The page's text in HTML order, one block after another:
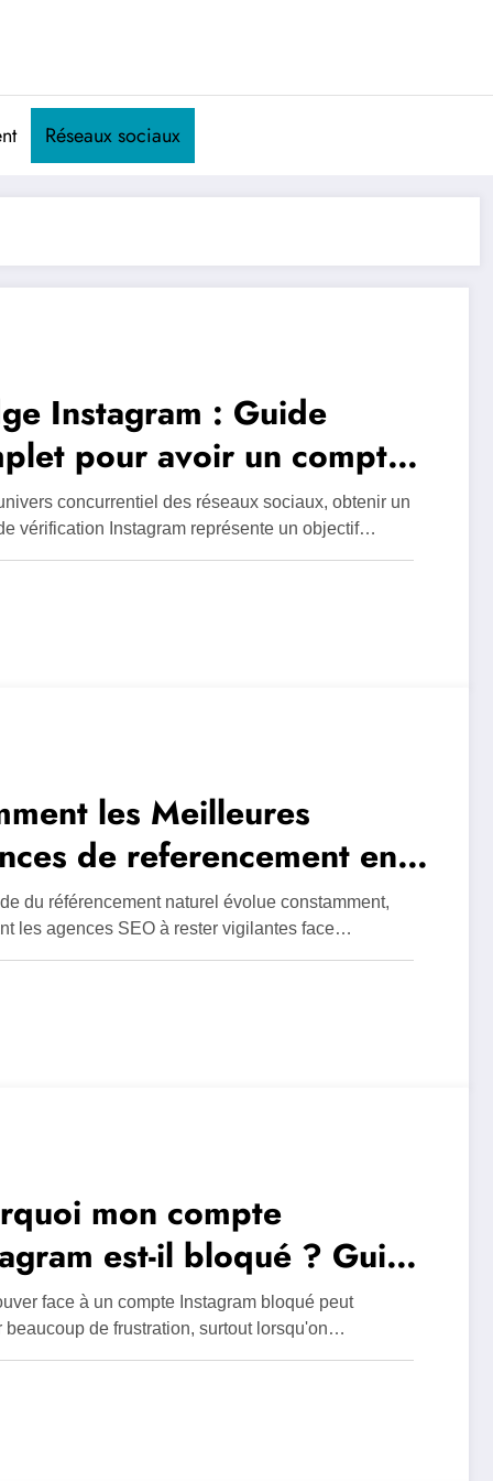
Réseaux sociaux
Instagram : Guide
pour avoir un compte
avec badge – Les
courantes à éviter lors
concurrentiel des réseaux sociaux, obtenir un
vérification Instagram représente un objectif…
les Meilleures
de referencement en
suivent l’evolution
Google
du référencement naturel évolue constamment,
les agences SEO à rester vigilantes face…
mon compte
est-il bloqué ? Guide
restrictions liées aux
face à un compte Instagram bloqué peut
beaucoup de frustration, surtout lorsqu'on…